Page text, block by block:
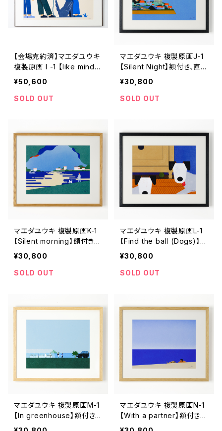
【会場売約済】マエダユウキ
複製原画 I -1 【like minds
gather】額付き、直筆サイン
¥50,600
SOLD OUT
マエダユウキ 複製原画J-1
【Silent Night】額付き、直筆
サイン入り
¥30,800
SOLD OUT
マエダユウキ 複製原画K-1
【Silent morning】額付き、
直筆サイン入り
¥30,800
SOLD OUT
マエダユウキ 複製原画L-1
【Find the ball (Dogs)】額
付き、直筆サイン入り
¥30,800
SOLD OUT
マエダユウキ 複製原画M-1
【In greenhouse】額付き、
直筆サイン入り
マエダユウキ 複製原画N-1
【With a partner】額付き、
直筆サイン入り